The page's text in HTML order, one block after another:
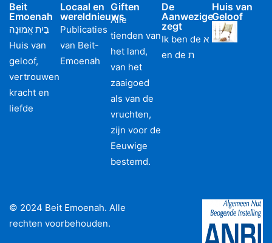
Beit
Emoenah
בַיִת אֱמוּנָה
Huis van
geloof,
vertrouwen
kracht en
liefde
Locaal en
wereldnieuws
Publicaties
van Beit-
Emoenah
Giften
Alle
tienden van
het land,
van het
zaaigoed
als van de
vruchten,
zijn voor de
Eeuwige
bestemd.
De
Aanwezige
zegt
Ik ben de א
en de ת
Huis van
Geloof
© 2024 Beit Emoenah. Alle
rechten voorbehouden.